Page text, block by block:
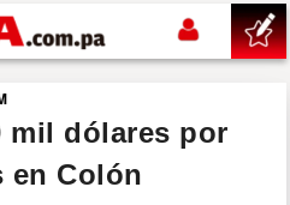
mil dólares por
en Colón